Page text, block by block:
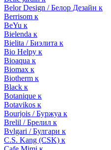
Belor Design / Белор Дезайн к
Berrisom к
BeYu к
Bielenda к
Bielita / Биэлита к
Bio Helpy к
Bioaqua к
Biomax к
Biotherm к
Black к
Botanique к
Botavikos к
Bourjois / Буржуа к
Brelil / Брелил к
Bvlgari / Булгари к
C.S. Kang (CSK) к